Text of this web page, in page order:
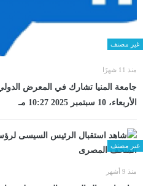
غير مصنف
منذ 11 شهرًا
جامعة المنيا تشارك في المعرض الدولي
الأربعاء، 10 سبتمبر 2025 10:27 مـ
غير مصنف
منذ 9 أشهر